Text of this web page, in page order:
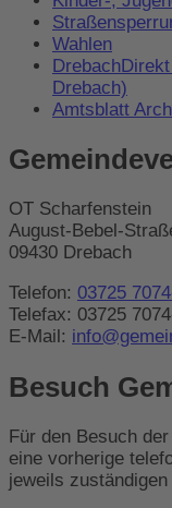
Wahlen
Drebach)
Amtsblatt
OT Scharfenstein
August-Bebel-
09430 Drebach
Telefon: 03725
Telefax: 03725
E-Mail:
Besuch
Für den Besuch
eine vorherige
jeweils